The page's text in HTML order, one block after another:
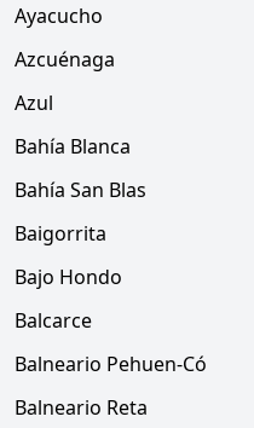
Ayacucho
Azcuénaga
Azul
Bahía Blanca
Bahía San Blas
Baigorrita
Bajo Hondo
Balcarce
Balneario Pehuen-Có
Balneario Reta